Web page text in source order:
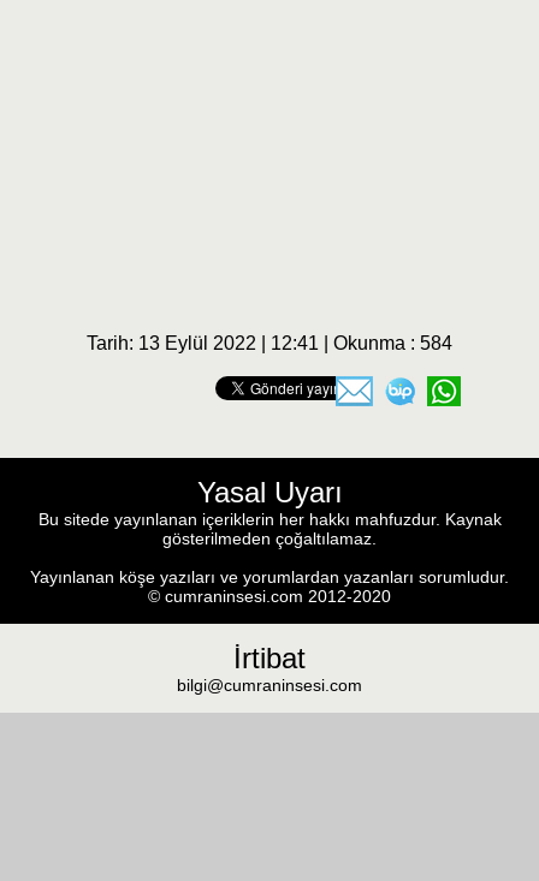
Tarih: 13 Eylül 2022 | 12:41 | Okunma : 584
Yasal Uyarı
Bu sitede yayınlanan içeriklerin her hakkı mahfuzdur. Kaynak
gösterilmeden çoğaltılamaz.
Yayınlanan köşe yazıları ve yorumlardan yazanları sorumludur.
© cumraninsesi.com 2012-2020
İrtibat
bilgi@cumraninsesi.com